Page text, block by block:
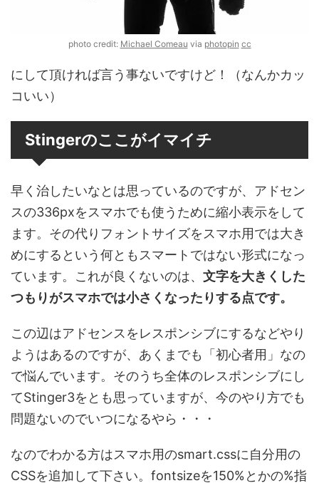
photo credit: Michael Comeau via photopin cc
にして頂ければ言う事ないですけど！（なんかカッ
コいい）
Stingerのここがイマイチ
早く治したいなとは思っているのですが、アドセン
スの336pxをスマホでも使うために縮小表示をして
ます。その代りフォントサイズをスマホ用では大き
めにするという何ともスマートではない形式になっ
ています。これが良くないのは、 文字を大きくした
つもりがスマホでは小さくなったりする点です。
この辺はアドセンスをレスポンシブにするなどやり
ようはあるのですが、あくまでも「初心者用」なの
で悩んでいます。そのうち全体のレスポンシブにし
てStinger3をとも思っていますが、今のやり方でも
問題ないのでいつになるやら・・・
なのでわかる方はスマホ用のsmart.cssに自分用の
CSSを追加して下さい。fontsizeを150%とかの%指